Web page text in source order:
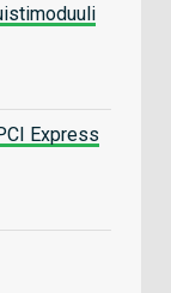
Express